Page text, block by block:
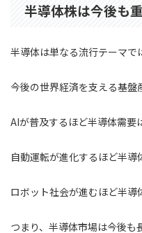
半導体株は今後も
半導体は単なる流行テーマで
今後の世界経済を支える基盤
AIが普及するほど半導体需要
自動運転が進化するほど半導
ロボット社会が進むほど半導
つまり、半導体市場は今後